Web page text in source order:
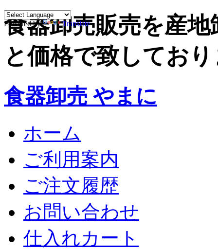
Powered by Translate
食器卸売販売を産
と価格で致してお
食器卸売 やまに
ホーム
ご利用案内
ご注文履歴
お問い合わせ
仕入れカート